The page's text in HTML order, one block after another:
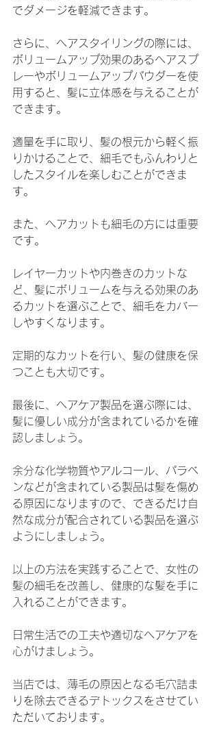
でダメージを軽減できます。
さらに、ヘアスタイリングの際には、
ボリュームアップ効果のあるヘアスプ
レーやボリュームアップパウダーを使
用すると、髪に立体感を与えることが
できます。
適量を手に取り、髪の根元から軽く振
りかけることで、細毛でもふんわりと
したスタイルを楽しむことができま
す。
また、ヘアカットも細毛の方には重要
です。
レイヤーカットや内巻きのカットな
ど、髪にボリュームを与える効果のあ
るカットを選ぶことで、細毛をカバー
しやすくなります。
定期的なカットを行い、髪の健康を保
つことも大切です。
最後に、ヘアケア製品を選ぶ際には、
髪に優しい成分が含まれているかを確
認しましょう。
余分な化学物質やアルコール、パラベ
ンなどが含まれている製品は髪を傷め
る原因になりますので、できるだけ自
然な成分が配合されている製品を選ぶ
ようにしましょう。
以上の方法を実践することで、女性の
髪の細毛を改善し、健康的な髪を手に
入れることができます。
日常生活での工夫や適切なヘアケアを
心がけましょう。
当店では、薄毛の原因となる毛穴詰ま
りを除去できるデトックスをさせてい
ただいております。